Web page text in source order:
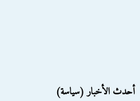
أحدث الأخبار (سياسة)